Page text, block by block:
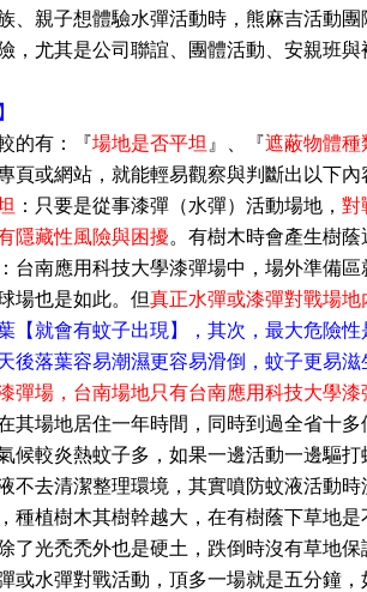
、親子想體驗水彈活動時，熊麻吉活動
，尤其是公司聯誼 、團體活動 、安親班
的有：『場地是否平坦 』、『遮蔽物體種
頁或網站，就能輕易觀察與判斷出以下內
：只要是從事漆彈（水彈）活動場地，對
隱藏性風險與困擾。有樹木時會產生樹
台南應用科技大學漆彈場中，場外準備
場也是如此。但真正水彈或漆彈對戰場
【就會有蚊子出現】，其次，最大危險性
後落葉容易潮濕更容易滑倒，蚊子更易滋
彈場，台南場地只有台南應用科技大學漆
其場地居住一年時間，同時到過全省十
候較炎熱蚊子多，如果一邊活動一邊驅
不去清潔整理環境，其實噴防蚊液活動
種植樹木其樹幹越大，在有樹蔭下草地
了光禿禿外也是硬土，跌倒時沒有草地
或水彈對戰活動，頂多一場就是五分鐘